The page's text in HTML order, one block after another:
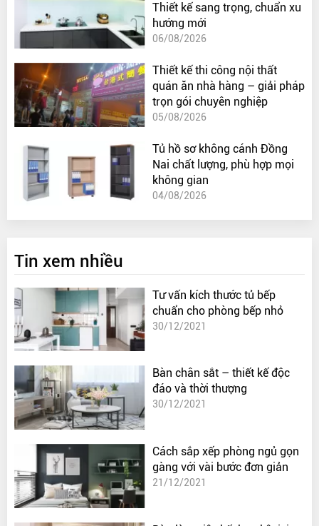
Thiết kế sang trọng, chuẩn xu
hướng mới
06/08/2026
Thiết kế thi công nội thất
quán ăn nhà hàng – giải pháp
trọn gói chuyên nghiệp
05/08/2026
Tủ hồ sơ không cánh Đồng
Nai chất lượng, phù hợp mọi
không gian
04/08/2026
Tin xem nhiều
Tư vấn kích thước tủ bếp
chuẩn cho phòng bếp nhỏ
30/12/2021
Bàn chân sắt – thiết kế độc
đáo và thời thượng
30/12/2021
Cách sắp xếp phòng ngủ gọn
gàng với vài bước đơn giản
21/12/2021